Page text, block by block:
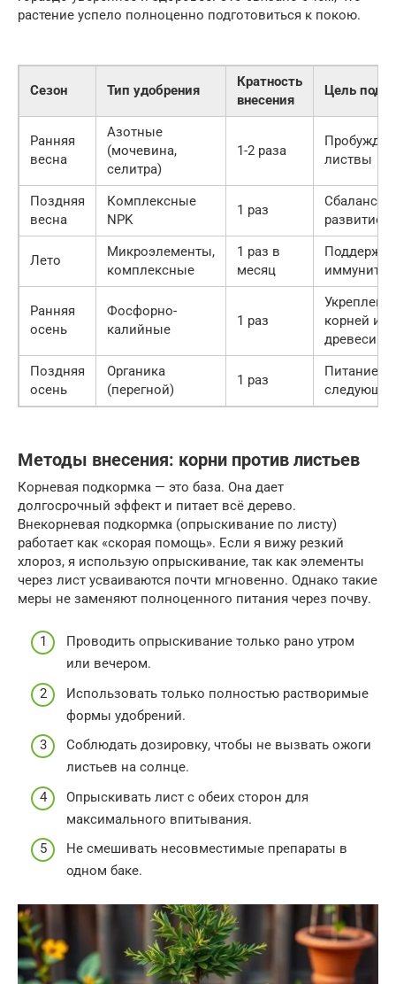
растение успело полноценно подготовиться к покою.
Сезон Тип удобрения
Кратность
внесения
Цель
Ранняя
весна
Азотные
(мочевина,
селитра)
1-2 раза
листвы
Поздняя
весна
Комплексные
NPK
1 раз
развитие
Лето
Микроэлементы,
комплексные
1 раз в
месяц
иммунитет
Ранняя
осень
Фосфорно-
калийные
1 раз
корней и
древесины
Поздняя
осень
Органика
(перегной)
1 раз
Питание на
Методы внесения: корни против листьев
Корневая подкормка — это база. Она дает
долгосрочный эффект и питает всё дерево.
Внекорневая подкормка (опрыскивание по листу)
работает как «скорая помощь». Если я вижу резкий
хлороз, я использую опрыскивание, так как элементы
через лист усваиваются почти мгновенно. Однако такие
меры не заменяют полноценного питания через почву.
Проводить опрыскивание только рано утром
или вечером.
Использовать только полностью растворимые
формы удобрений.
Соблюдать дозировку, чтобы не вызвать ожоги
листьев на солнце.
Опрыскивать лист с обеих сторон для
максимального впитывания.
Не смешивать несовместимые препараты в
одном баке.